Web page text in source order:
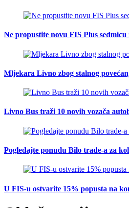
Ne propustite novu FIS Plus sedmicu
Mljekara Livno zbog stalnog
Livno Bus traži 10 novih vozača
Pogledajte ponudu Bilo trade-a za
U FIS-u ostvarite 15% popusta na